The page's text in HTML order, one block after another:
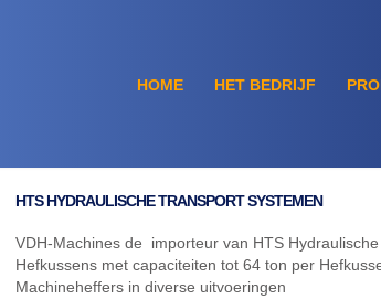
HOME HET BEDRIJF
HTS HYDRAULISCHE TRANSPORT SYSTEMEN
VDH-Machines de importeur van HTS
Hefkussens met capaciteiten tot 64 ton per
Machineheffers in diverse uitvoeringen